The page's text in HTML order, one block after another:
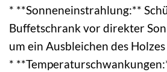
* **Sonneneinstrahlung:**
Buffetschrank vor direkter
um ein Ausbleichen des
*